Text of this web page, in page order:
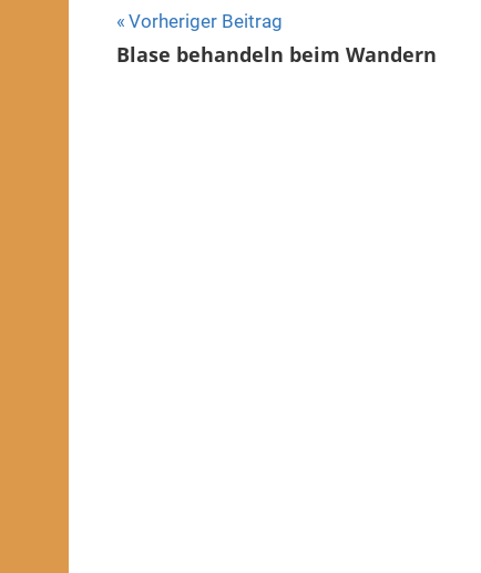
Beitragsnavigation
Vorheriger Beitrag
Blase behandeln beim Wandern